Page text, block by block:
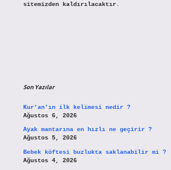
sitemizden kaldırılacaktır.
Son Yazılar
Kur’an’ın ilk kelimesi nedir ?
Ağustos 6, 2026
Ayak mantarına en hızlı ne geçirir ?
Ağustos 5, 2026
Bebek köftesi buzlukta saklanabilir mi ?
Ağustos 4, 2026